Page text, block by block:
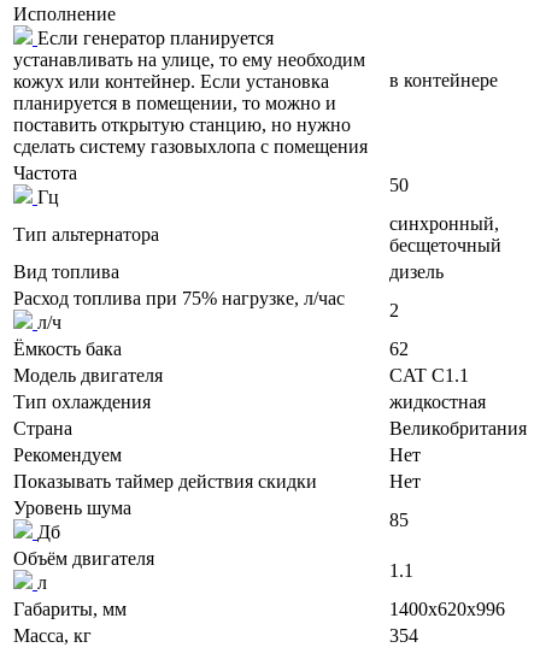
Исполнение
Если генератор планируется
устанавливать на улице, то ему необходим
кожух или контейнер. Если установка
планируется в помещении, то можно и
поставить открытую станцию, но нужно
сделать систему газовыхлопа с помещения
в контейнере
Частота
Гц
50
Тип альтернатора
синхронный,
бесщеточный
Вид топлива
дизель
Расход топлива при 75% нагрузке, л/час
л/ч
2
Ёмкость бака
62
Модель двигателя
CAT C1.1
Тип охлаждения
жидкостная
Страна
Великобритания
Рекомендуем
Нет
Показывать таймер действия скидки
Нет
Уровень шума
Дб
85
Объём двигателя
л
1.1
Габариты, мм
1400x620x996
Масса, кг
354